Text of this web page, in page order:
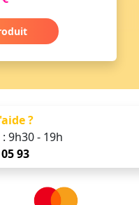
?
9h30 - 19h
93